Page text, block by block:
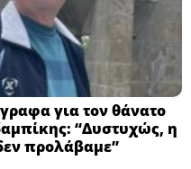
για τον θάνατο
“Δυστυχώς, η
προλάβαμε”